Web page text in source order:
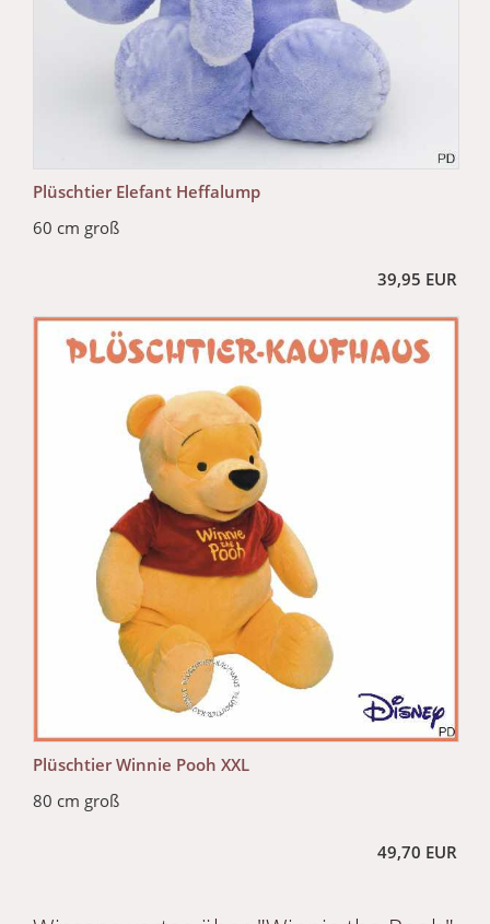
Plüschtier Elefant Heffalump
60 cm groß
39,95 EUR
Plüschtier Winnie Pooh XXL
80 cm groß
49,70 EUR